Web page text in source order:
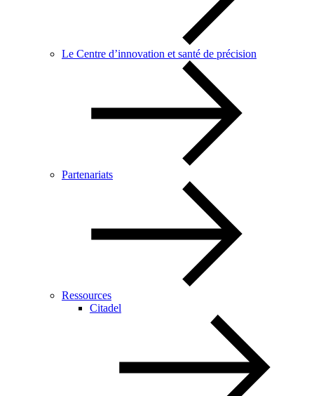
Le Centre d’innovation et santé de précision
Partenariats
Ressources
Citadel